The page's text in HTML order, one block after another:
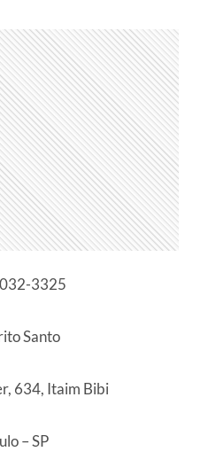
3325
Santo
634, Itaim Bibi
– SP